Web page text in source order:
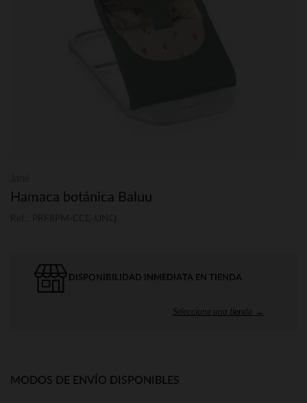
Hamaca botánica Baluu
DISPONIBILIDAD INMEDIATA EN TIENDA
Seleccione una tienda →
MODOS DE ENVÍO DISPONIBLES